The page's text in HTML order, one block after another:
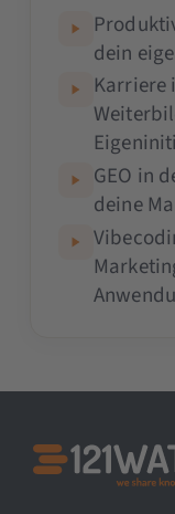
dein
Karriere
GEO in
deine